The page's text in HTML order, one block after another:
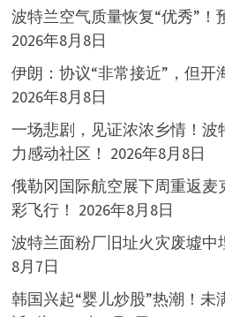
波特兰空气质量恢复“优秀”！
2026年8月8日
伊朗：协议“非常接近”，但开
2026年8月8日
一场悲剧，见证浓浓乡情！波
力感动社区！ 2026年8月8日
俄勒冈国际航空展下周重返麦
彩飞行！ 2026年8月8日
波特兰面粉厂旧址火灾废墟中
8月7日
韩国兴起“婴儿炒股”热潮！未